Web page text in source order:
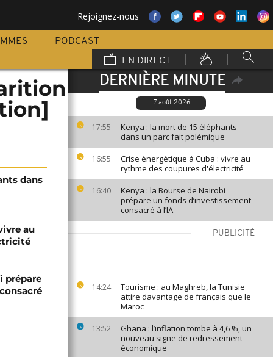
Rejoignez-nous
PODCAST
EN DIRECT
DERNIÈRE MINUTE
7 août 2026
17:55
Kenya : la mort de 15 éléphants
dans un parc fait polémique
16:55
Crise énergétique à Cuba : vivre au
rythme des coupures d'électricité
16:40
Kenya : la Bourse de Nairobi
prépare un fonds d’investissement
consacré à l’IA
PUBLICITÉ
14:24
Tourisme : au Maghreb, la Tunisie
attire davantage de français que le
Maroc
13:52
Ghana : l’inflation tombe à 4,6 %, un
nouveau signe de redressement
économique
dans
au
prépare